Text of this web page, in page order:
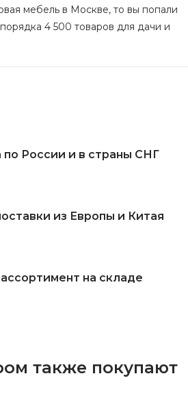
мебель в Москве, то вы попали
4 500 товаров для дачи и
по России и в страны СНГ
из Европы и Китая
на складе
также покупают